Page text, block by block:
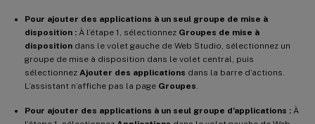
Pour ajouter des applications à un seul groupe de mise à
disposition : À l’étape 1, sélectionnez Groupes de mise à
disposition dans le volet gauche de Web Studio, sélectionnez un
groupe de mise à disposition dans le volet central, puis
sélectionnez Ajouter des applications dans la barre d’actions.
L’assistant n’affiche pas la page Groupes
Pour ajouter des applications à un seul groupe d’applications : À